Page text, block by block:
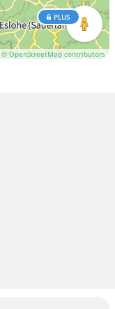
© OpenStreetMap contributors
PLUS